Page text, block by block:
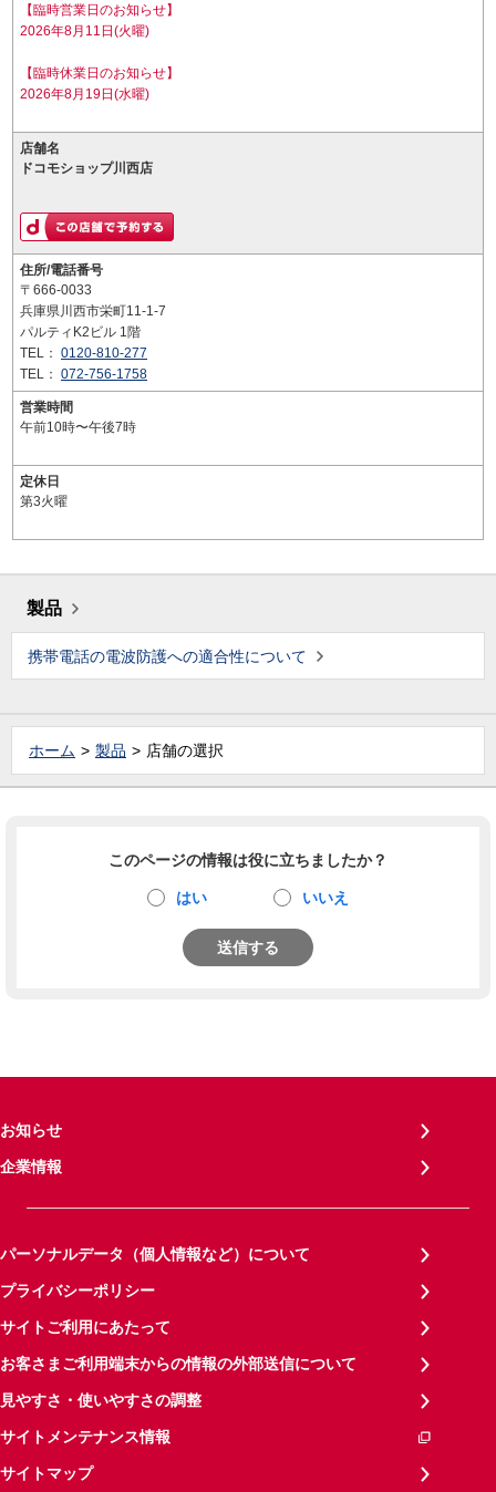
【臨時営業日のお知らせ】
2026年8月11日(火曜)
【臨時休業日のお知らせ】
2026年8月19日(水曜)
店舗名
ドコモショップ川西店
住所/電話番号
〒666-0033
兵庫県川西市栄町11-1-7
パルティK2ビル 1階
TEL： 0120-810-277
TEL： 072-756-1758
営業時間
午前10時〜午後7時
定休日
第3火曜
製品
携帯電話の電波防護への適合性について
ホーム 製品 店舗の選択
このページの情報は役に立ちましたか？
はい いいえ
送信する
お知らせ
企業情報
パーソナルデータ（個人情報など）について
プライバシーポリシー
サイトご利用にあたって
お客さまご利用端末からの情報の外部送信について
見やすさ・使いやすさの調整
サイトメンテナンス情報
サイトマップ